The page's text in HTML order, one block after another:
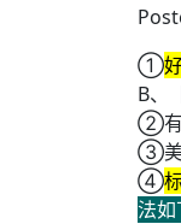
①
B、
②有
③美
④
法如